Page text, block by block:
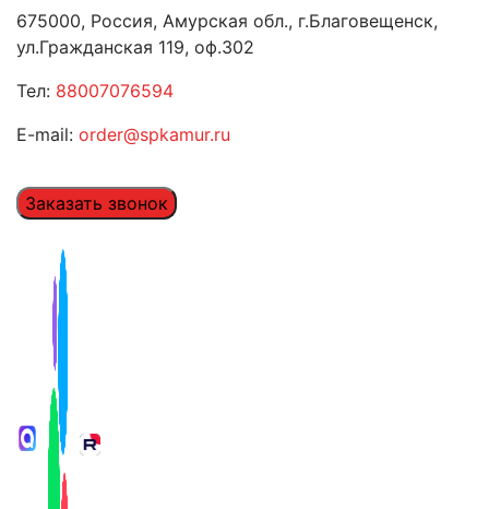
675000, Россия, Амурская обл., г.Благовещенск,
ул.Гражданская 119, оф.302
Тел: 88007076594
E-mail: order@spkamur.ru
Заказать звонок